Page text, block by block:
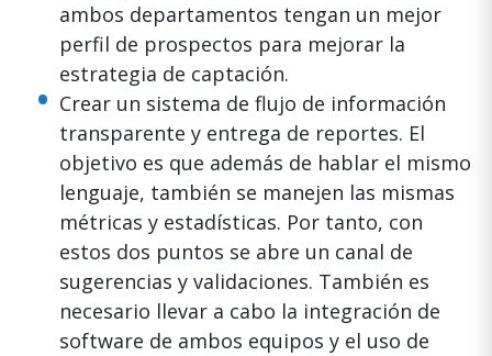
ambos departamentos tengan un mejor
perfil de prospectos para mejorar la
estrategia de captación.
Crear un sistema de flujo de información
transparente y entrega de reportes. El
objetivo es que además de hablar el mismo
lenguaje, también se manejen las mismas
métricas y estadísticas. Por tanto, con
estos dos puntos se abre un canal de
sugerencias y validaciones. También es
necesario llevar a cabo la integración de
software de ambos equipos y el uso de